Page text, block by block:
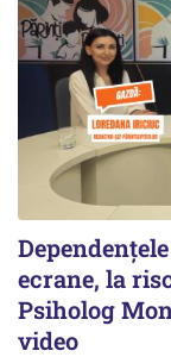
ecrane, la
Psiholog
video